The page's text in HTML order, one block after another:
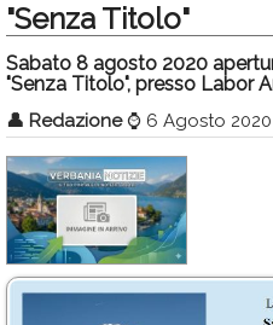
Politica
Sport
Eventi
Info Utili
Rubriche
Calendario
"Senza Titolo"
Sabato 8 agosto 2020
"Senza Titolo", presso Labor
👤 Redazione ⌚ 6 Agosto 2020